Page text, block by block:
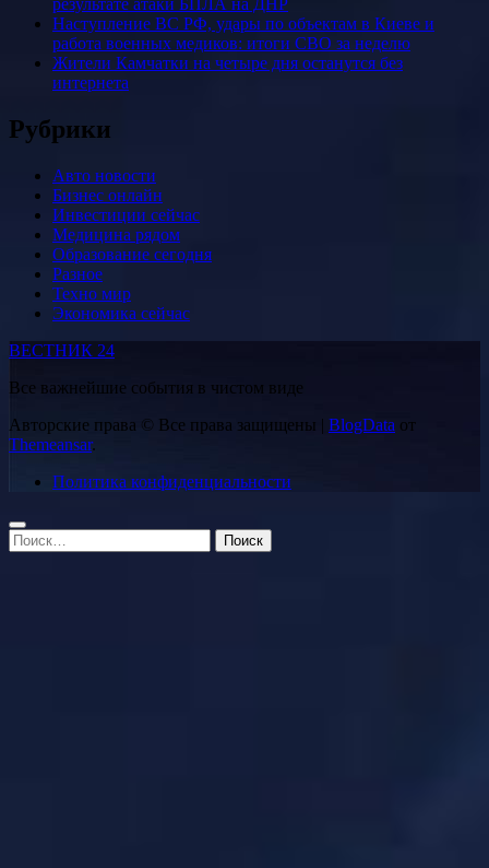
Наступление ВС РФ, удары по объектам в Киеве и
работа военных медиков: итоги СВО за неделю
Жители Камчатки на четыре дня останутся без
интернета
Рубрики
Авто новости
Бизнес онлайн
Инвестиции сейчас
Медицина рядом
Образование сегодня
Разное
Техно мир
Экономика сейчас
ВЕСТНИК 24
Все важнейшие события в чистом виде
Авторские права © Все права защищены | BlogData от
Themeansar.
Политика конфиденциальности
Найти: